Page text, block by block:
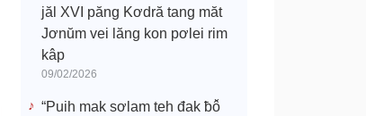
jăl XVI păng Kơdră tang măt
Jơnŭm vei lăng kon pơlei rim
kâp
09/02/2026
“Puih mak sơlam teh đak ƀô̆